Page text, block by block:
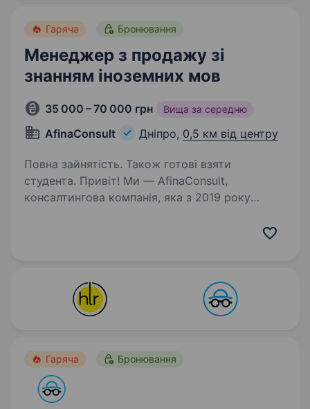
Гаряча Бронювання
Менеджер з продажу зі
знанням іноземних мов
35 000 – 70 000 грн Вища за середню
AfinaConsult Дніпро, 0,5 км від центру
Повна зайнятість. Також готові взяти
студента. Привіт! Ми — AfinaConsult,
консалтингова компанія, яка з 2019 року
українських…
Гаряча Бронювання